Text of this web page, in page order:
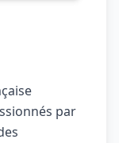
par